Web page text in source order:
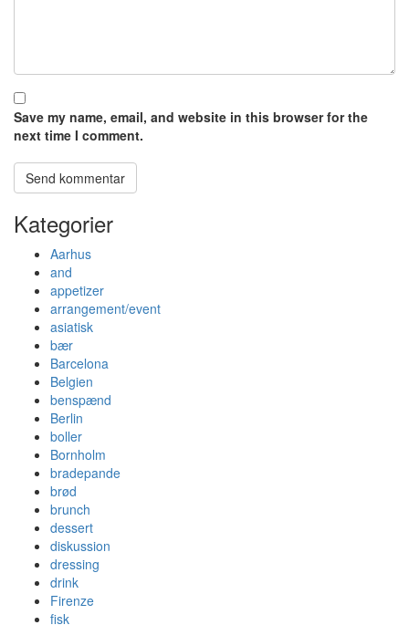
Save my name, email, and website in this browser for the
next time I comment.
Kategorier
Aarhus
and
appetizer
arrangement/event
asiatisk
bær
Barcelona
Belgien
benspænd
Berlin
boller
Bornholm
bradepande
brød
brunch
dessert
diskussion
dressing
drink
Firenze
fisk